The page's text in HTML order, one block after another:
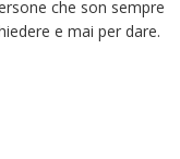
che son sempre
e mai per dare.